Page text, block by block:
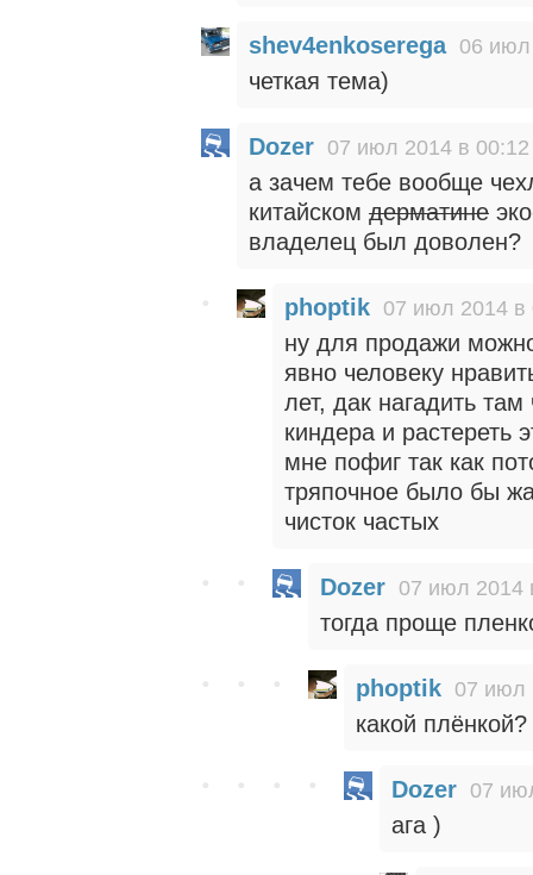
shev4enkoserega 06 июл
четкая тема)
Dozer 07 июл 2014 в 00:12
а зачем тебе вообще
китайском дерматине
владелец был доволен?
phoptik 07 июл 2014 в
ну для продажи
явно человеку
лет, дак нагадить
киндера и растереть
мне пофиг так как
тряпочное было бы
чисток частых
Dozer 07 июл 2014
тогда проще
phoptik 07 июл
какой
Dozer 07
ага )